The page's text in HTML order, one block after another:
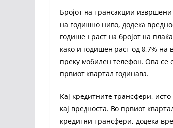
Бројот на трансакции извршени
на годишно ниво, додека
годишен раст на бројот на
како и годишен раст од 8,7% на
преку мобилен телефон. Ова се
првиот квартал годинава.
Кај кредитните трансфери,
кај вредноста. Во првиот
кредитни трансфери, додека